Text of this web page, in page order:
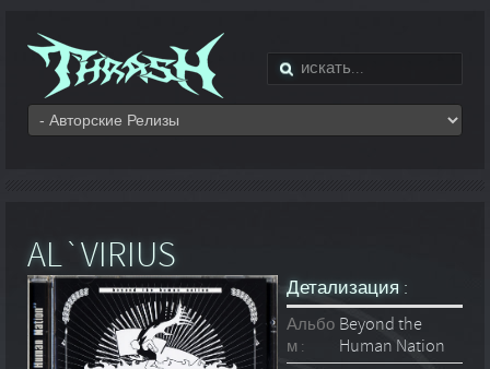
AL`VIRIUS
Детализация :
Альбо
м :
Beyond the
Human Nation